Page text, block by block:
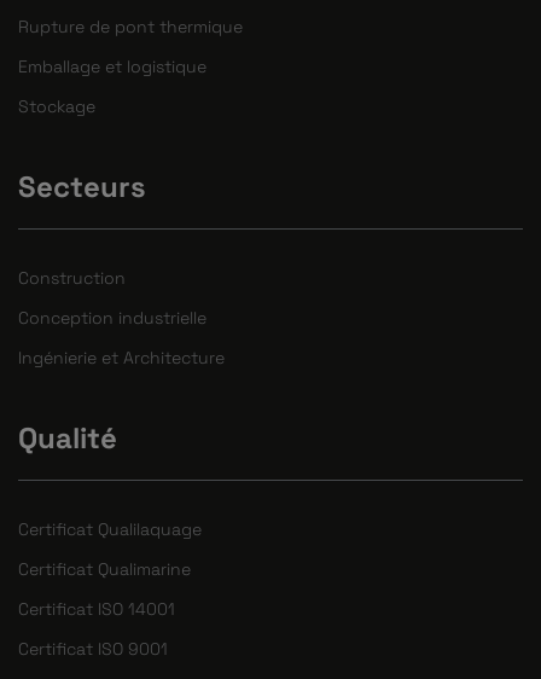
Rupture de pont thermique
Emballage et logistique
Stockage
Secteurs
Construction
Conception industrielle
Ingénierie et Architecture
Qualité
Certificat Qualilaquage
Certificat Qualimarine
Certificat ISO 14001
Certificat ISO 9001